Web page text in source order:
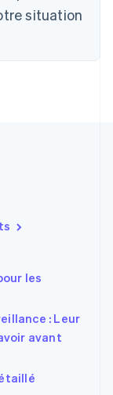
situation
les
: Leur
avant